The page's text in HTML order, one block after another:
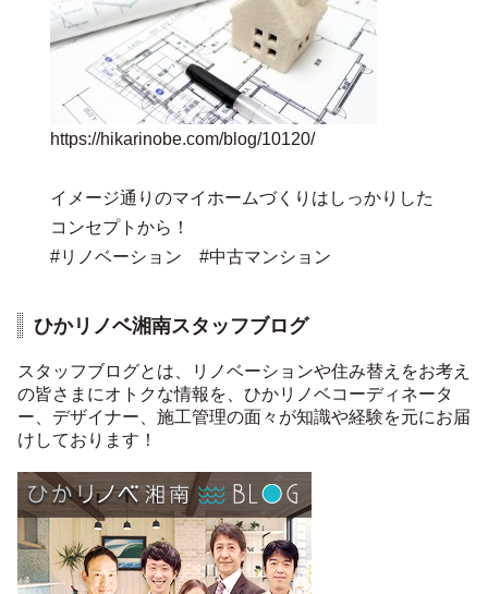
https://hikarinobe.com/blog/10120/
イメージ通りのマイホームづくりはしっかりした
コンセプトから！
#リノベーション #中古マンション
ひかリノベ湘南スタッフブログ
スタッフブログとは、リノベーションや住み替えをお考え
の皆さまにオトクな情報を、ひかリノベコーディネータ
ー、デザイナー、施工管理の面々が知識や経験を元にお届
けしております！